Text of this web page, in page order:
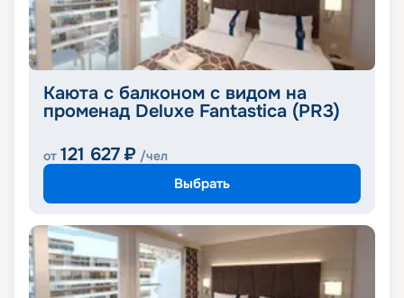
Каюта с балконом с видом на
променад Deluxe Fantastica (PR3)
от 121 627 ₽ /чел
Выбрать